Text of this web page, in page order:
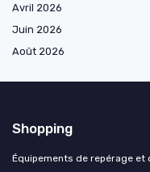
Avril 2026
Juin 2026
Août 2026
Shopping
Équipements de repérage et